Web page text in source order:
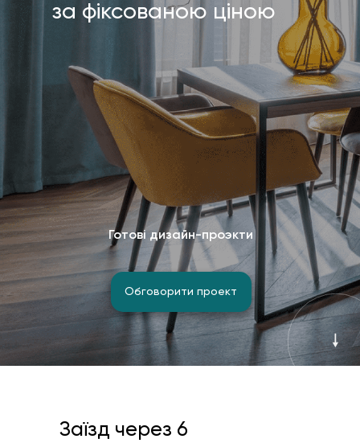
за фіксованою ціною
Готові дизайн-проэкти
Обговорити проект
Заїзд через 6